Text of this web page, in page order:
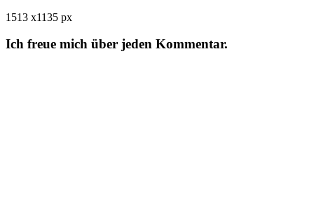
1513 x1135 px
Ich freue mich über jeden Kommentar.